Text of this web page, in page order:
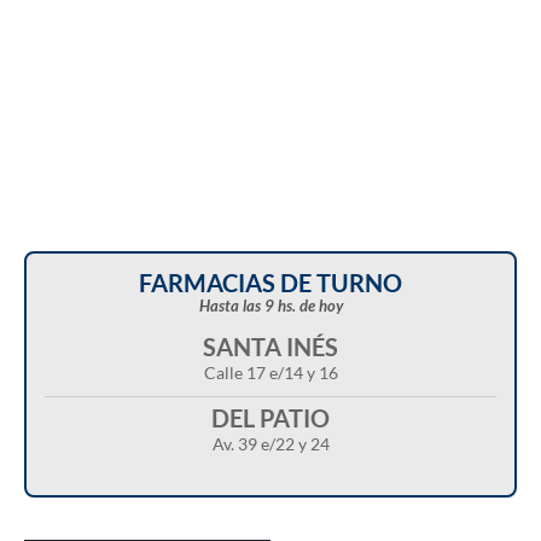
FARMACIAS DE TURNO
Hasta las 9 hs. de hoy
SANTA INÉS
Calle 17 e/14 y 16
DEL PATIO
Av. 39 e/22 y 24
Christian Castillo en “Balcarce Vox”: